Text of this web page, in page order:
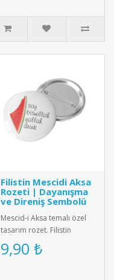
Filistin Mescidi Aksa
Rozeti | Dayanışma
ve Direniş Sembolü
Mescid-i Aksa temalı özel
tasarım rozet. Filistin
dayanışmasını simgeleyen
şık ve anlamlı bir aksesu..
9,90 ₺